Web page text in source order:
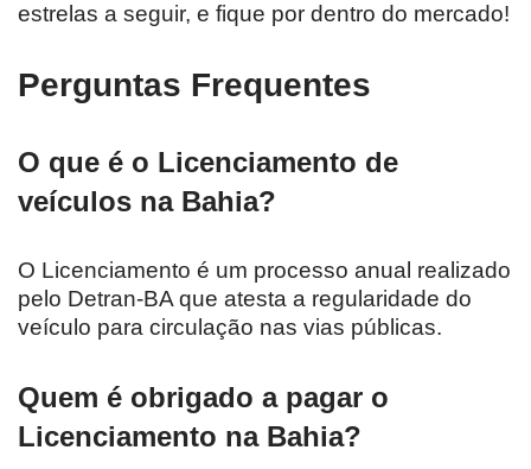
estrelas a seguir, e fique por dentro do mercado!
Perguntas Frequentes
O que é o Licenciamento de
veículos na Bahia?
O Licenciamento é um processo anual realizado
pelo Detran-BA que atesta a regularidade do
veículo para circulação nas vias públicas.
Quem é obrigado a pagar o
Licenciamento na Bahia?